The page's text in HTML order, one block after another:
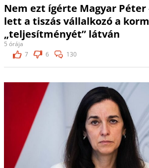
Nem ezt ígérte Magyar Péter
lett a tiszás vállalkozó a
„teljesítményét” látván
5 órája
7
6 130